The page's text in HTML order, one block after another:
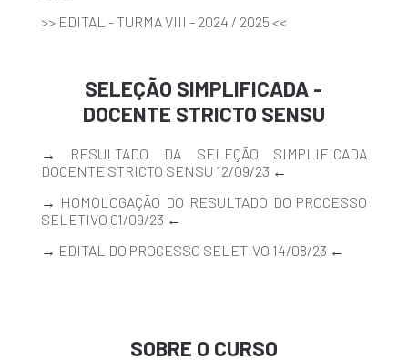
>> EDITAL - TURMA VIII - 2024 / 2025 <<
SELEÇÃO SIMPLIFICADA -
DOCENTE STRICTO SENSU
→ RESULTADO DA SELEÇÃO SIMPLIFICADA
DOCENTE STRICTO SENSU 12/09/23 ←
→ HOMOLOGAÇÃO DO RESULTADO DO PROCESSO
SELETIVO 01/09/23 ←
→ EDITAL DO PROCESSO SELETIVO 14/08/23 ←
SOBRE O CURSO